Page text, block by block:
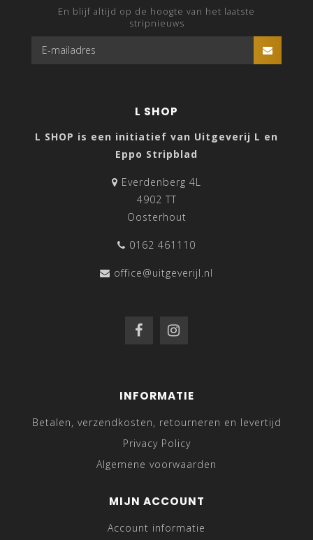
En blijf altijd op de hoogte van het laatste
stripnieuws
L SHOP
L SHOP is een initiatief van Uitgeverij L en
Eppo Stripblad
Everdenberg 4L
4902 TT
Oosterhout
0162 461110
office@uitgeverijl.nl
INFORMATIE
Betalen, verzendkosten, retourneren en levertijd
Privacy Policy
Algemene voorwaarden
MIJN ACCOUNT
Account informatie